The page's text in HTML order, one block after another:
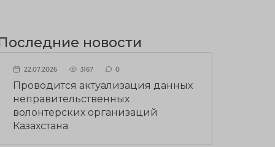
новости
22.07.2026 3167 0
Проводится актуализация данных
неправительственных
волонтерских организаций
Казахстана